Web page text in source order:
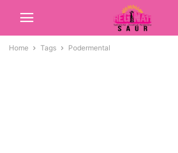
Home Tags Podermental